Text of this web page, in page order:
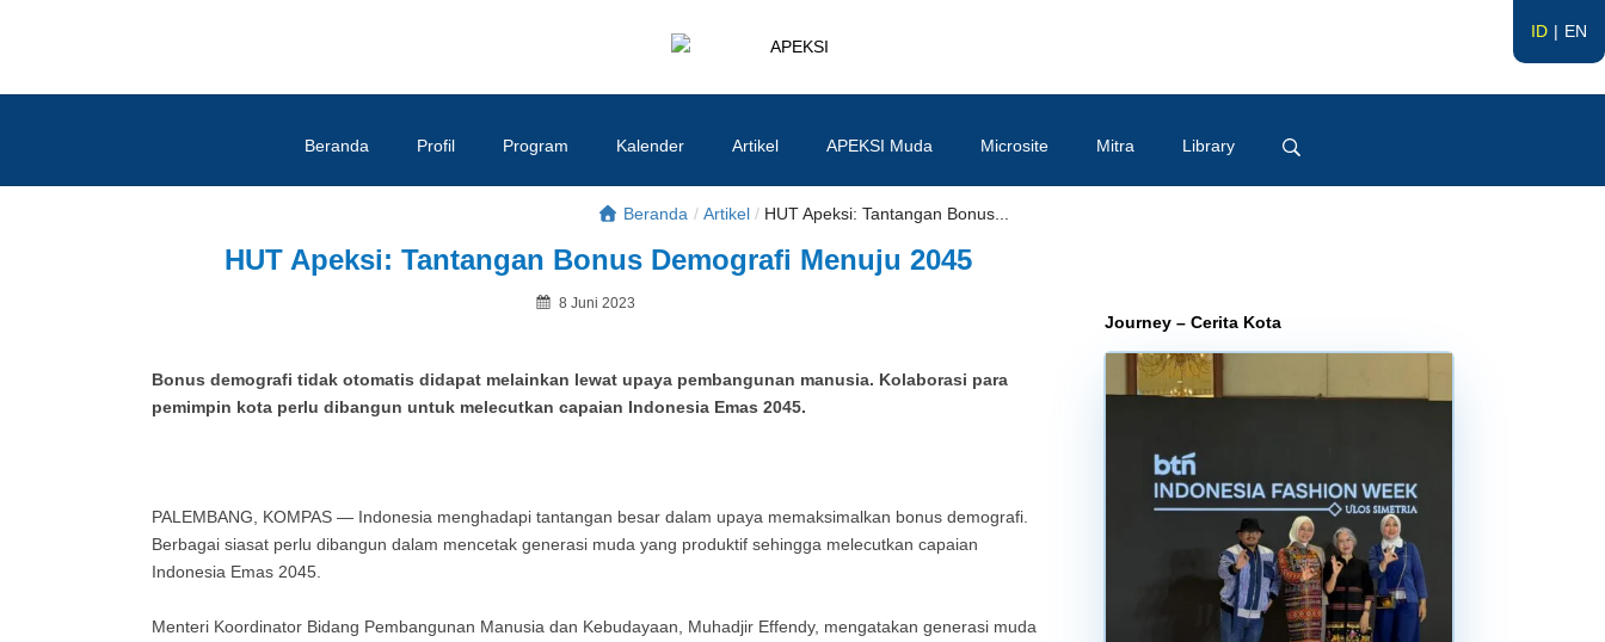
ID EN
APEKSI
Beranda Profil Program Kalender Artikel APEKSI Muda Microsite Mitra Library
Beranda / Artikel / HUT Apeksi: Tantangan Bonus...
HUT Apeksi: Tantangan Bonus Demografi Menuju 2045
Posted
8 Juni 2023
Bonus demografi tidak otomatis didapat melainkan lewat upaya pembangunan manusia. Kolaborasi para
pemimpin kota perlu dibangun untuk melecutkan capaian Indonesia Emas 2045.
PALEMBANG, KOMPAS — Indonesia menghadapi tantangan besar dalam upaya memaksimalkan bonus demografi.
Berbagai siasat perlu dibangun dalam mencetak generasi muda yang produktif sehingga melecutkan capaian
Indonesia Emas 2045.
Menteri Koordinator Bidang Pembangunan Manusia dan Kebudayaan, Muhadjir Effendy, mengatakan generasi muda
Journey – Cerita Kota